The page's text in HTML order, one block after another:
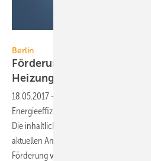
Berlin
Förderung für reine Gas/Öl-
Heizungserneuerung
18.05.2017 -
Energieeffizienz und Wärme aus
Die inhaltlichen Förderschwerpunkte
aktuellen Anforderungen der
Förderung von Heizkesseln, die